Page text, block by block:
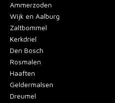
Ammerzoden
Wijk en Aalburg
Zaltbommel
Kerkdriel
Den Bosch
Rosmalen
Haaften
Geldermalsen
Dreumel